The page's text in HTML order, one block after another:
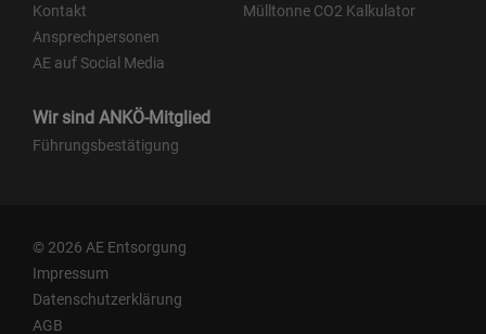
Kontakt
Ansprechpersonen
AE auf Social Media
Mülltonne CO2 Kalkulator
Wir sind ANKÖ-Mitglied
Führungsbestätigung
© 2026 AE Entsorgung
Impressum
Datenschutzerklärung
AGB